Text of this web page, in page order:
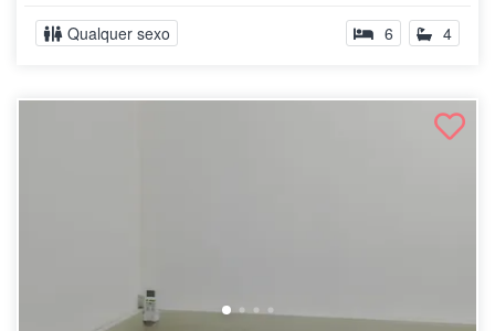
Qualquer sexo 6 4